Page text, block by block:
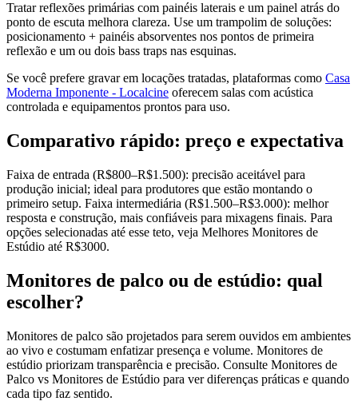
Tratar reflexões primárias com painéis laterais e um painel atrás do
ponto de escuta melhora clareza. Use um trampolim de soluções:
posicionamento + painéis absorventes nos pontos de primeira
reflexão e um ou dois bass traps nas esquinas.
Se você prefere gravar em locações tratadas, plataformas como Casa
Moderna Imponente - Localcine oferecem salas com acústica
controlada e equipamentos prontos para uso.
Comparativo rápido: preço e expectativa
Faixa de entrada (R$800–R$1.500): precisão aceitável para
produção inicial; ideal para produtores que estão montando o
primeiro setup. Faixa intermediária (R$1.500–R$3.000): melhor
resposta e construção, mais confiáveis para mixagens finais. Para
opções selecionadas até esse teto, veja Melhores Monitores de
Estúdio até R$3000.
Monitores de palco ou de estúdio: qual
escolher?
Monitores de palco são projetados para serem ouvidos em ambientes
ao vivo e costumam enfatizar presença e volume. Monitores de
estúdio priorizam transparência e precisão. Consulte Monitores de
Palco vs Monitores de Estúdio para ver diferenças práticas e quando
cada tipo faz sentido.